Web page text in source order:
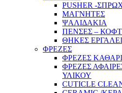
PUSHER -
ΜΑΓΝΗΤΕΣ
ΨΑΛΙΔΑΚΙΑ
ΠΕΝΣΕΣ –
ΘΗΚΕΣ
ΦΡΕΖΕΣ
ΦΡΕΖΕΣ
ΦΡΕΖΕΣ
ΥΛΙΚΟΥ
CUTICLE